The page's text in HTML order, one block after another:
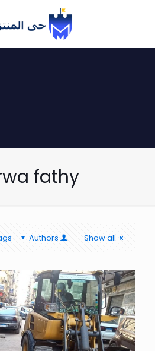
fathy
Authors Show all